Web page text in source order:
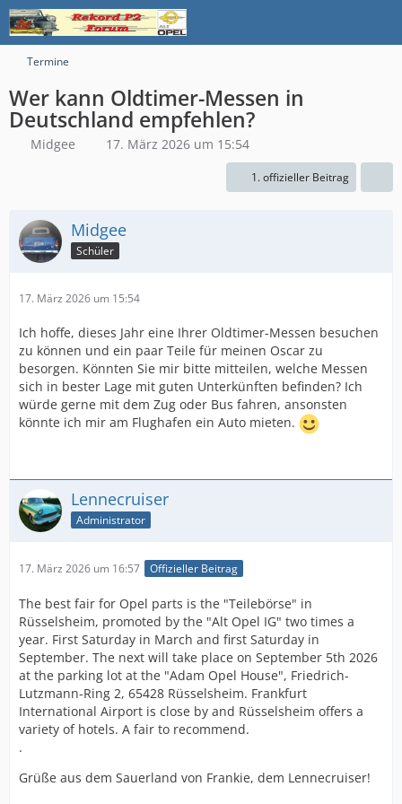
Termine
Wer kann Oldtimer-Messen in
Deutschland empfehlen?
Midgee 17. März 2026 um 15:54
1. offizieller Beitrag
Midgee
Schüler
17. März 2026 um 15:54
Ich hoffe, dieses Jahr eine Ihrer Oldtimer-Messen besuchen
zu können und ein paar Teile für meinen Oscar zu
besorgen. Könnten Sie mir bitte mitteilen, welche Messen
sich in bester Lage mit guten Unterkünften befinden? Ich
würde gerne mit dem Zug oder Bus fahren, ansonsten
könnte ich mir am Flughafen ein Auto mieten.
Lennecruiser
Administrator
17. März 2026 um 16:57 Offizieller Beitrag
The best fair for Opel parts is the "Teilebörse" in
Rüsselsheim, promoted by the "Alt Opel IG" two times a
year. First Saturday in March and first Saturday in
September. The next will take place on September 5th 2026
at the parking lot at the "Adam Opel House", Friedrich-
Lutzmann-Ring 2, 65428 Rüsselsheim. Frankfurt
International Airport is close by and Rüsselsheim offers a
variety of hotels. A fair to recommend.
.
Grüße aus dem Sauerland von Frankie, dem Lennecruiser!